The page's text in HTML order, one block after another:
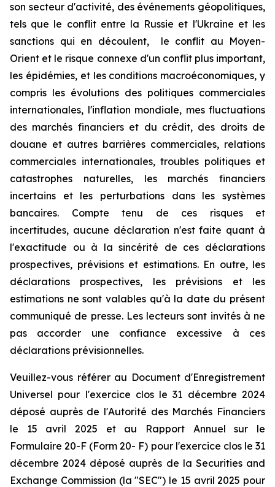
son secteur d'activité, des événements géopolitiques,
tels que le conflit entre la Russie et l'Ukraine et les
sanctions qui en découlent, le conflit au Moyen-
Orient et le risque connexe d'un conflit plus important,
les épidémies, et les conditions macroéconomiques, y
compris les évolutions des politiques commerciales
internationales, l'inflation mondiale, mes fluctuations
des marchés financiers et du crédit, des droits de
douane et autres barrières commerciales, relations
commerciales internationales, troubles politiques et
catastrophes naturelles, les marchés financiers
incertains et les perturbations dans les systèmes
bancaires. Compte tenu de ces risques et
incertitudes, aucune déclaration n'est faite quant à
l'exactitude ou à la sincérité de ces déclarations
prospectives, prévisions et estimations. En outre, les
déclarations prospectives, les prévisions et les
estimations ne sont valables qu'à la date du présent
communiqué de presse. Les lecteurs sont invités à ne
pas accorder une confiance excessive à ces
déclarations prévisionnelles.
Veuillez-vous référer au Document d'Enregistrement
Universel pour l'exercice clos le 31 décembre 2024
déposé auprès de l'Autorité des Marchés Financiers
le 15 avril 2025 et au Rapport Annuel sur le
Formulaire 20-F (Form 20- F) pour l'exercice clos le 31
décembre 2024 déposé auprès de la Securities and
Exchange Commission (la "SEC") le 15 avril 2025 pour